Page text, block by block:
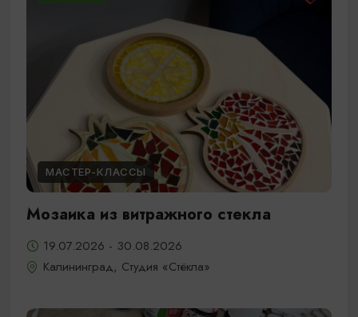
МАСТЕР-КЛАССЫ
Мозаика из витражного стекла
19.07.2026 - 30.08.2026
Калининград, Студия «Стёкла»